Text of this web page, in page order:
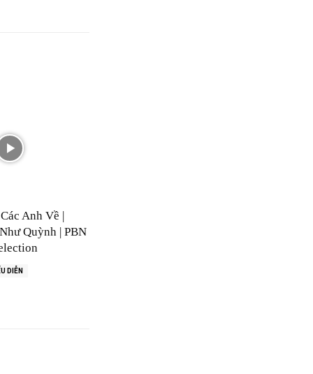
Anh Về |
Quỳnh | PBN
DIỄN